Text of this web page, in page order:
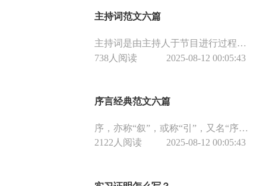
主持词范文六篇
主持词是由主持人于节目进行过程中串联节目的串联词。如今的各种演出活动和集会中，主持人往往成了主角，而主持人在台上所表演的主持词，则是集会的灵魂之所在。下面是小编整理的六篇万能主持词，供大家参考。
738人阅读
2025-08-12 00:05:43
序言经典范文六篇
序，亦称“叙”，或称“引”，又名“序言”“前言”“引言”，是放在著作正文之前的文章。作者自己写的叫“自序”，内容多说明它的内容，写作缘由，经过，旨趣和特点；别人代写的序叫“代序”，内容多介绍和评论该书的思想内容和艺术特色。
2122人阅读
2025-08-12 00:05:43